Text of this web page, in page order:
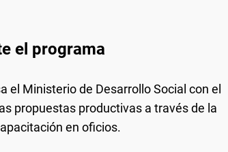
el programa
el Ministerio de Desarrollo Social con el
propuestas productivas a través de la
en oficios.